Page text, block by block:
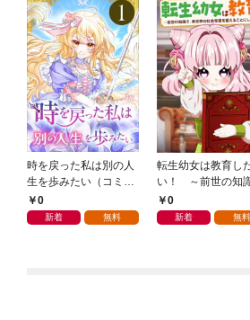
時を戻った私は別の人
生を歩みたい（コミッ
ク） 第１話
0
新着 無料
転生幼女は教育し
い！ ～前世の知
で、異世界の社会常
を変えることにし
0
新着 無料